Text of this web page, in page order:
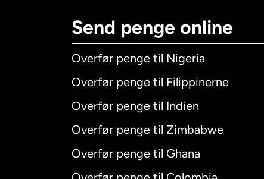
Send penge online
Overfør penge til Nigeria
Overfør penge til Filippinerne
Overfør penge til Indien
Overfør penge til Zimbabwe
Overfør penge til Ghana